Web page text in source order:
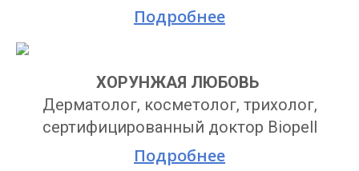
Подробнее
ХОРУНЖАЯ ЛЮБОВЬ
Дерматолог, косметолог, трихолог,
сертифицированный доктор Biopell
Подробнее